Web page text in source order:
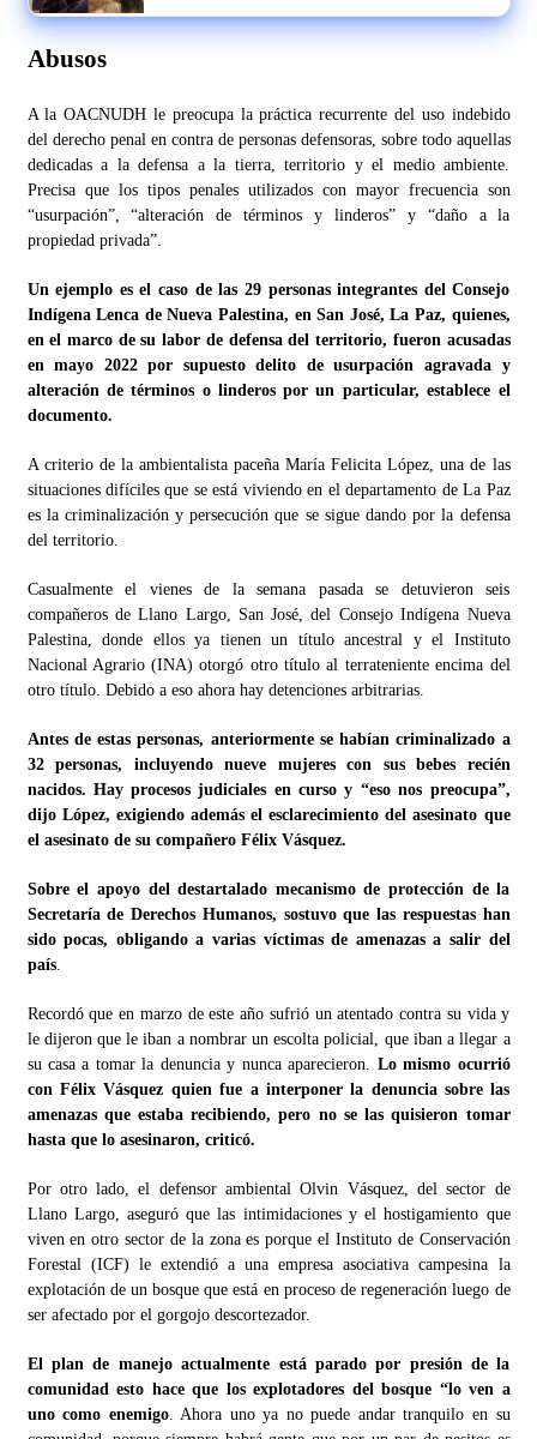
Abusos
A la OACNUDH le preocupa la práctica recurrente del uso indebido
del derecho penal en contra de personas defensoras, sobre todo aquellas
dedicadas a la defensa a la tierra, territorio y el medio ambiente.
Precisa que los tipos penales utilizados con mayor frecuencia son
“usurpación”, “alteración de términos y linderos” y “daño a la
propiedad privada”.
Un ejemplo es el caso de las 29 personas integrantes del Consejo
Indígena Lenca de Nueva Palestina, en San José, La Paz, quienes,
en el marco de su labor de defensa del territorio, fueron acusadas
en mayo 2022 por supuesto delito de usurpación agravada y
alteración de términos o linderos por un particular, establece el
documento.
A criterio de la ambientalista paceña María Felicita López, una de las
situaciones difíciles que se está viviendo en el departamento de La Paz
es la criminalización y persecución que se sigue dando por la defensa
del territorio.
Casualmente el vienes de la semana pasada se detuvieron seis
compañeros de Llano Largo, San José, del Consejo Indígena Nueva
Palestina, donde ellos ya tienen un título ancestral y el Instituto
Nacional Agrario (INA) otorgó otro título al terrateniente encima del
otro título. Debido a eso ahora hay detenciones arbitrarias.
Antes de estas personas, anteriormente se habían criminalizado a
32 personas, incluyendo nueve mujeres con sus bebes recién
nacidos. Hay procesos judiciales en curso y “eso nos preocupa”,
dijo López, exigiendo además el esclarecimiento del asesinato que
el asesinato de su compañero Félix Vásquez.
Sobre el apoyo del destartalado mecanismo de protección de la
Secretaría de Derechos Humanos, sostuvo que las respuestas han
sido pocas, obligando a varias víctimas de amenazas a salir del
país.
Recordó que en marzo de este año sufrió un atentado contra su vida y
le dijeron que le iban a nombrar un escolta policial, que iban a llegar a
su casa a tomar la denuncia y nunca aparecieron. Lo mismo ocurrió
con Félix Vásquez quien fue a interponer la denuncia sobre las
amenazas que estaba recibiendo, pero no se las quisieron tomar
hasta que lo asesinaron, criticó.
Por otro lado, el defensor ambiental Olvin Vásquez, del sector de
Llano Largo, aseguró que las intimidaciones y el hostigamiento que
viven en otro sector de la zona es porque el Instituto de Conservación
Forestal (ICF) le extendió a una empresa asociativa campesina la
explotación de un bosque que está en proceso de regeneración luego de
ser afectado por el gorgojo descortezador.
El plan de manejo actualmente está parado por presión de la
comunidad esto hace que los explotadores del bosque “lo ven a
uno como enemigo. Ahora uno ya no puede andar tranquilo en su